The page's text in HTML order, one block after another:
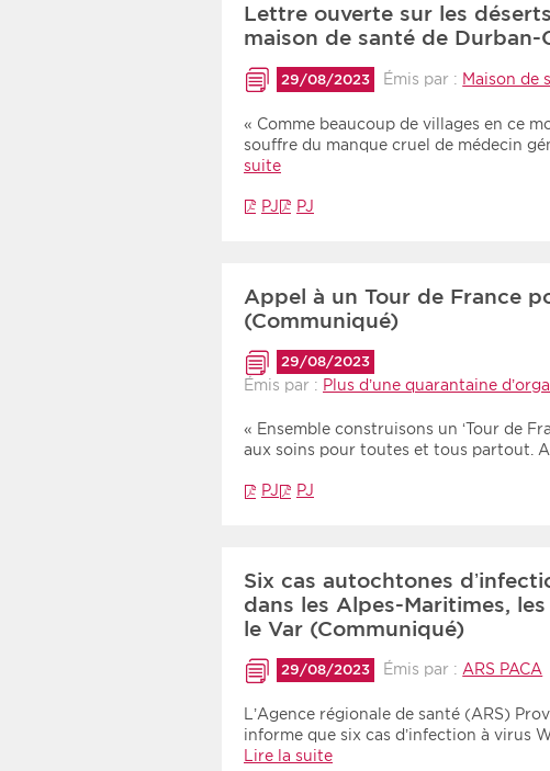
Lettre ouverte sur les
maison de santé de
29/08/2023 Émis par : Maison de
« Comme beaucoup de villages en ce
souffre du manque cruel de médecin
suite
PJ PJ
Appel à un Tour de France
(Communiqué)
29/08/2023
Émis par : Plus d’une quarantaine
« Ensemble construisons un ‘Tour de
aux soins pour toutes et tous partout. A
PJ PJ
Six cas autochtones
dans les Alpes-Maritimes,
le Var (Communiqué)
29/08/2023 Émis par :ARS PACA
L’Agence régionale de santé (ARS)
informe que six cas d’infection à virus
Lire la suite